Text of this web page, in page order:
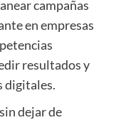
campañas
en empresas
resultados y
digitales.
dejar de